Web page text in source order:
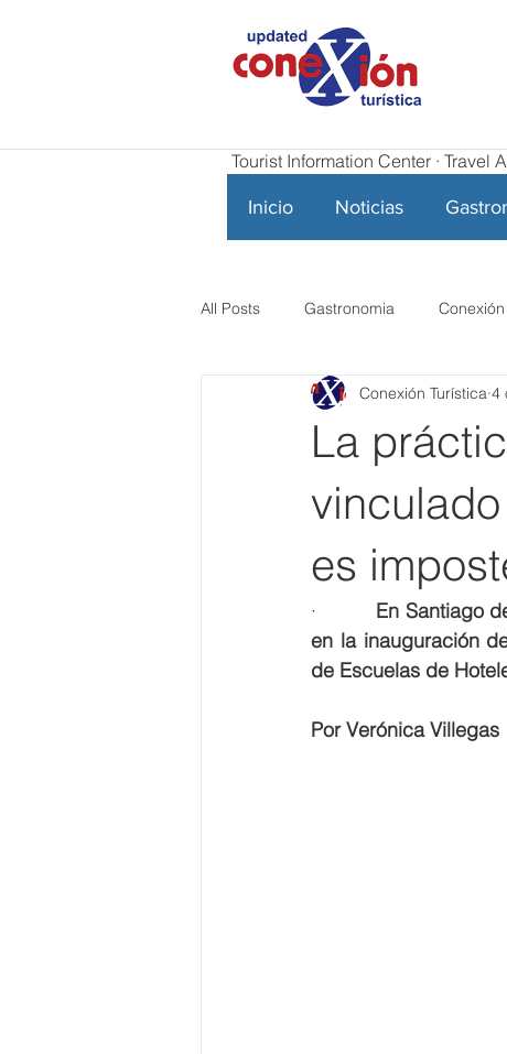
Tourist Information Center · Travel
Inicio Noticias
All Posts Gastronomia
La
es
Conexión Turística 4
· En Santiago
en la inauguración
de Escuelas de
Por Verónica Villegas